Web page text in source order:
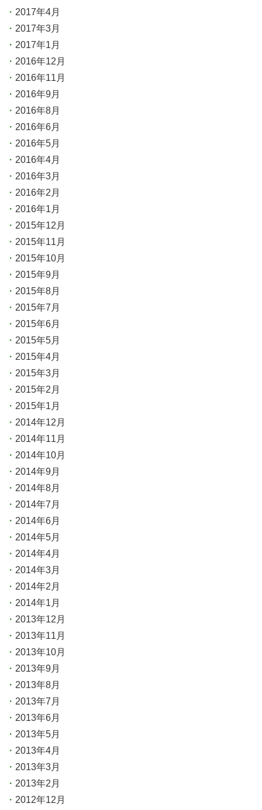
2017年4月
2017年3月
2017年1月
2016年12月
2016年11月
2016年9月
2016年8月
2016年6月
2016年5月
2016年4月
2016年3月
2016年2月
2016年1月
2015年12月
2015年11月
2015年10月
2015年9月
2015年8月
2015年7月
2015年6月
2015年5月
2015年4月
2015年3月
2015年2月
2015年1月
2014年12月
2014年11月
2014年10月
2014年9月
2014年8月
2014年7月
2014年6月
2014年5月
2014年4月
2014年3月
2014年2月
2014年1月
2013年12月
2013年11月
2013年10月
2013年9月
2013年8月
2013年7月
2013年6月
2013年5月
2013年4月
2013年3月
2013年2月
2012年12月